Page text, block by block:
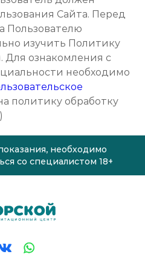
Сайта. Перед
Пользователю
изучить Политику
ознакомления с
необходимо
политику обработку
необходимо
со специалистом 18+